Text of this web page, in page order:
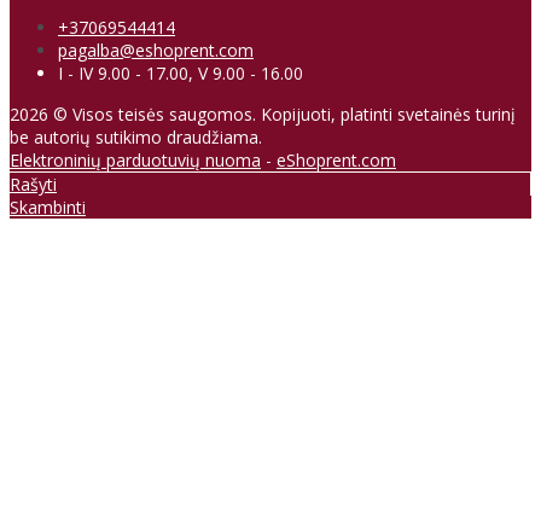
+37069544414
pagalba@eshoprent.com
I - IV 9.00 - 17.00, V 9.00 - 16.00
2026 © Visos teisės saugomos. Kopijuoti, platinti svetainės turinį
be autorių sutikimo draudžiama.
Elektroninių parduotuvių nuoma - eShoprent.com
Rašyti
Skambinti